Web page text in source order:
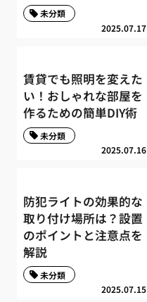
2025.07.17
未分類
賃貸でも照明を変えた
い！おしゃれな部屋を
作るための簡単DIY術
2025.07.16
未分類
防犯ライトの効果的な
取り付け場所は？設置
のポイントと注意点を
解説
2025.07.15
未分類